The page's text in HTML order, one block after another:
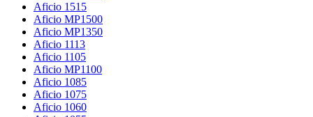
Aficio 1515
Aficio MP1500
Aficio MP1350
Aficio 1113
Aficio 1105
Aficio MP1100
Aficio 1085
Aficio 1075
Aficio 1060